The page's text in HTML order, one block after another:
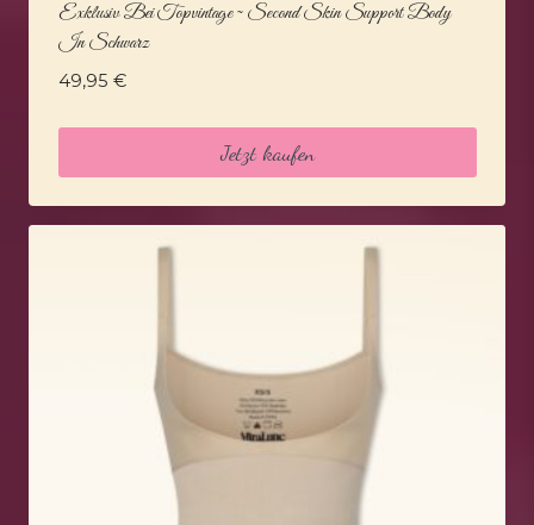
Exklusiv Bei Topvintage ~ Second Skin Support Body
In Schwarz
49,95 €
Jetzt kaufen